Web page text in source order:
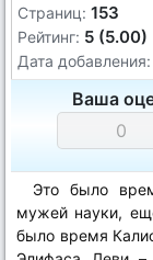
Страниц: 153
Рейтинг: 5 (5.00)
Дата добавления:
Ваша
Это было
мужей науки,
было время